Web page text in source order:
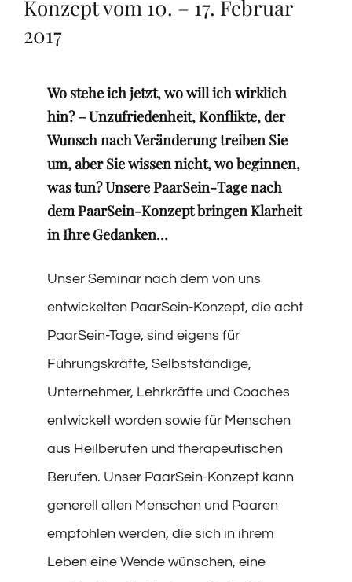
Konzept vom 10. – 17. Februar
2017
Wo stehe ich jetzt, wo will ich wirklich
hin? – Unzufriedenheit, Konflikte, der
Wunsch nach Veränderung treiben Sie
um, aber Sie wissen nicht, wo beginnen,
was tun? Unsere PaarSein-Tage nach
dem PaarSein-Konzept bringen Klarheit
in Ihre Gedanken…
Unser Seminar nach dem von uns
entwickelten PaarSein-Konzept, die acht
PaarSein-Tage, sind eigens für
Führungskräfte, Selbstständige,
Unternehmer, Lehrkräfte und Coaches
entwickelt worden sowie für Menschen
aus Heilberufen und therapeutischen
Berufen. Unser PaarSein-Konzept kann
generell allen Menschen und Paaren
empfohlen werden, die sich in ihrem
Leben eine Wende wünschen, eine